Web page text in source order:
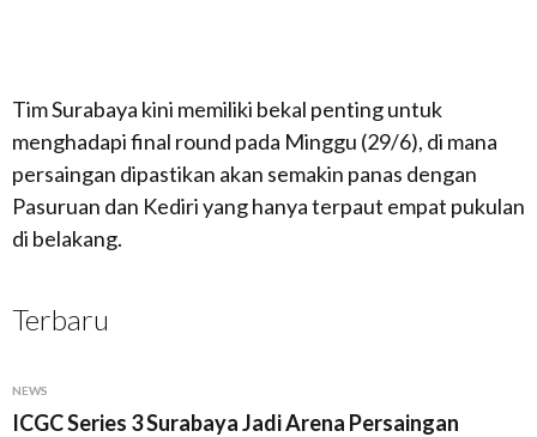
Tim Surabaya kini memiliki bekal penting untuk
menghadapi final round pada Minggu (29/6), di mana
persaingan dipastikan akan semakin panas dengan
Pasuruan dan Kediri yang hanya terpaut empat pukulan
di belakang.
Terbaru
NEWS
ICGC Series 3 Surabaya Jadi Arena Persaingan